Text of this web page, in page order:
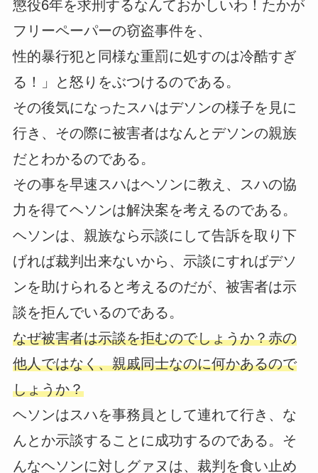
懲役6年を求刑するなんておかしいわ！たかが
フリーペーパーの窃盗事件を、
性的暴行犯と同様な重罰に処すのは冷酷すぎ
る！」と怒りをぶつけるのである。
その後気になったスハはデソンの様子を見に
行き、その際に被害者はなんとデソンの親族
だとわかるのである。
その事を早速スハはヘソンに教え、スハの協
力を得てヘソンは解決案を考えるのである。
ヘソンは、親族なら示談にして告訴を取り下
げれば裁判出来ないから、示談にすればデソ
ンを助けられると考えるのだが、被害者は示
談を拒んでいるのである。
なぜ被害者は示談を拒むのでしょうか？赤の
他人ではなく、親戚同士なのに何かあるので
しょうか？
ヘソンはスハを事務員として連れて行き、な
んとか示談することに成功するのである。そ
んなヘソンに対しグァヌは、裁判を食い止め